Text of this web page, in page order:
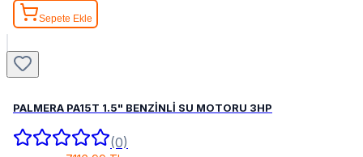
Sepete Ekle
PALMERA PA15T 1.5" BENZİNLİ SU MOTORU 3HP
(0)